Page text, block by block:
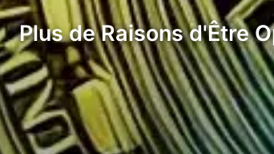
Plus de Raisons d'Être